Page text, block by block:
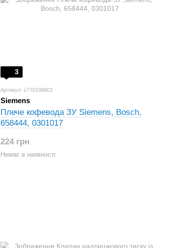
3
Артикул: z770198801
Siemens
Плече кофевода ЗУ Siemens, Bosch,
658444, 0301017
224 грн
Немає в наявності